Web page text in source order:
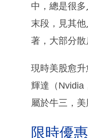
中，總是很
末段，見其
著，大部分散
現時美股愈
輝達（Nvidia
屬於牛三，
限時優